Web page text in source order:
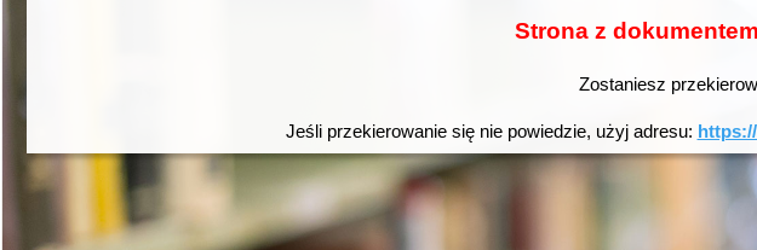
Strona z
Zostaniesz
Jeśli przekierowanie się nie powiedzie, użyj adresu: